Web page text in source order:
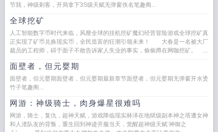
节我，神级刺客，开局拿下3S级天赋无弹窗佚名笔趣阁...
全球挖矿
人工智能数字币时代来临，风靡全球的挂机挖矿魔幻经营冒险游戏全球挖矿真
正实现了矿币兑换现实币，全民造富的狂潮引领未来！ 大春是一名被大厂
裁员的工程师，碍于面子不敢告诉家人失业的事实，偷偷蹲在网咖挖矿。
面壁者，但元婴期
面壁者，但元婴期面壁者，但元婴期最新章节面壁者，但元婴期无弹窗开水烫
竹子笔趣阁...
网游：神级骑士，肉身爆星很难吗
网游，骑士，复仇，超神天赋，游戏降临现实林泽在地狱级副本神之塔遭女神
和人渣队友的背叛，重生回到神迹开服当天，觉醒超神级天赋‘神御之